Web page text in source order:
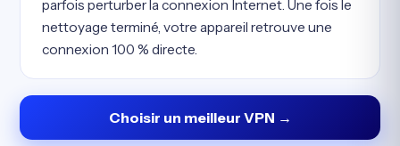
parfois perturber la connexion Internet. Une fois le
nettoyage terminé, votre appareil retrouve une
connexion 100 % directe.
Choisir un meilleur VPN →